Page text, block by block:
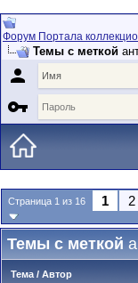
Форум Портала
Темы с меткой


Страница 1 из 16 1 2
Темы с меткой
Тема / Автор